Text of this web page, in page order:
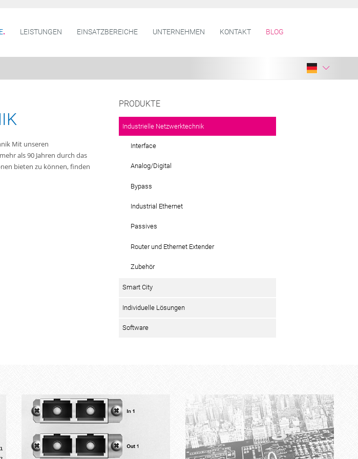
LEISTUNGEN EINSATZBEREICHE UNTERNEHMEN KONTAKT BLOG
Mit unseren
als 90 Jahren durch das
bieten zu können, finden
PRODUKTE
Industrielle Netzwerktechnik
Interface
Analog/Digital
Bypass
Industrial Ethernet
Passives
Router und Ethernet Extender
Zubehör
Smart City
Individuelle Lösungen
Software